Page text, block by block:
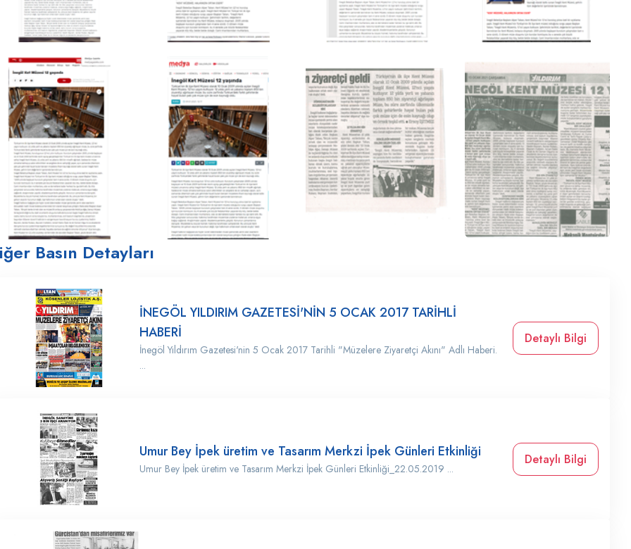
Basın Detayları
İNEGÖL YILDIRIM GAZETESİ'NİN 5 OCAK 2017 TARİHLİ
HABERİ
İnegöl Yıldırım Gazetesi'nin 5 Ocak 2017 Tarihli "Müzelere Ziyaretçi Akını" Adlı Haberi.
...
Detaylı Bilgi
Umur Bey İpek üretim ve Tasarım Merkzi İpek Günleri Etkinliği
Umur Bey İpek üretim ve Tasarım Merkzi İpek Günleri Etkinliği_22.05.2019 ...
Detaylı Bilgi